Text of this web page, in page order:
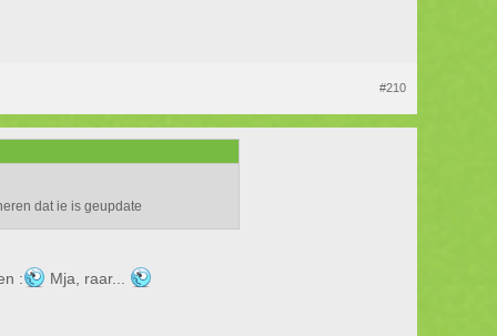
#210
dat ie is geupdate
: Mja, raar...